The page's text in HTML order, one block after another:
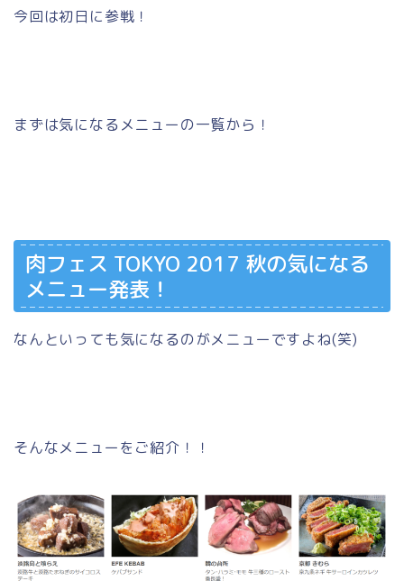
今回は初日に参戦！
まずは気になるメニューの一覧から！
肉フェス TOKYO 2017 秋の気になる
メニュー発表！
なんといっても気になるのがメニューですよね(笑)
そんなメニューをご紹介！！